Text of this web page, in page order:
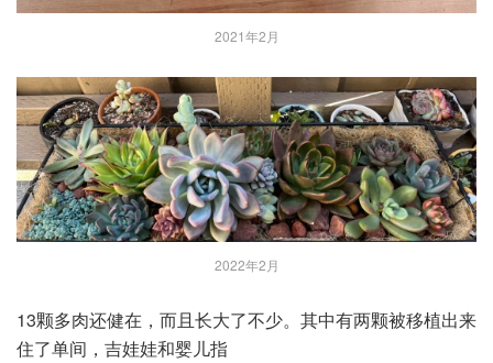
2021年2月
2022年2月
13颗多肉还健在，而且长大了不少。其中有两颗被移植出来
住了单间，吉娃娃和婴儿指